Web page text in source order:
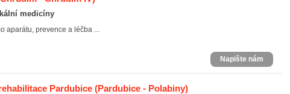
medicíny
aparátu, prevence a léčba ...
Napište nám
Pardubice (Pardubice - Polabiny)